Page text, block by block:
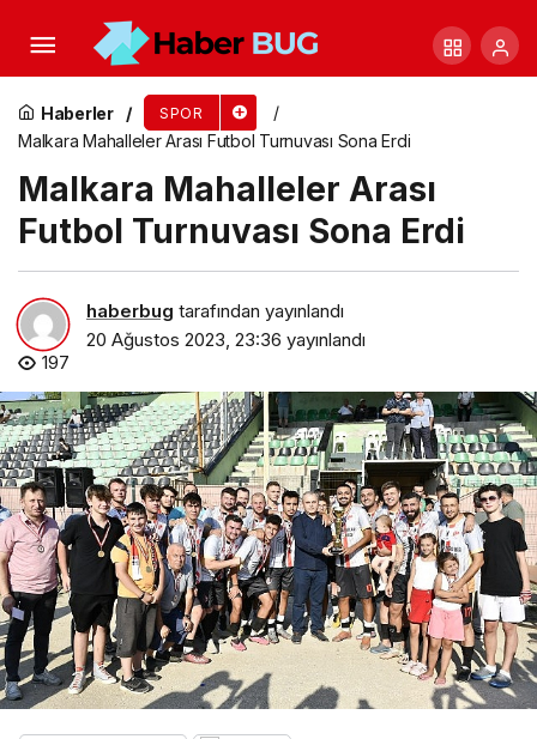
Haberler SPOR
Malkara Mahalleler Arası Futbol Turnuvası Sona Erdi
Malkara Mahalleler Arası
Futbol Turnuvası Sona Erdi
haberbug tarafından yayınlandı
20 Ağustos 2023, 23:36 yayınlandı
197
Deniz Küreği Türkiye Kupası’nda Kazanan Ekipler